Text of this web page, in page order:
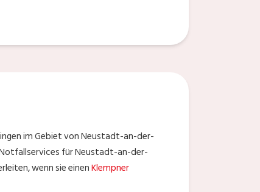
im Gebiet von Neustadt-an-der-
für Neustadt-an-der-
wenn sie einenKlempner